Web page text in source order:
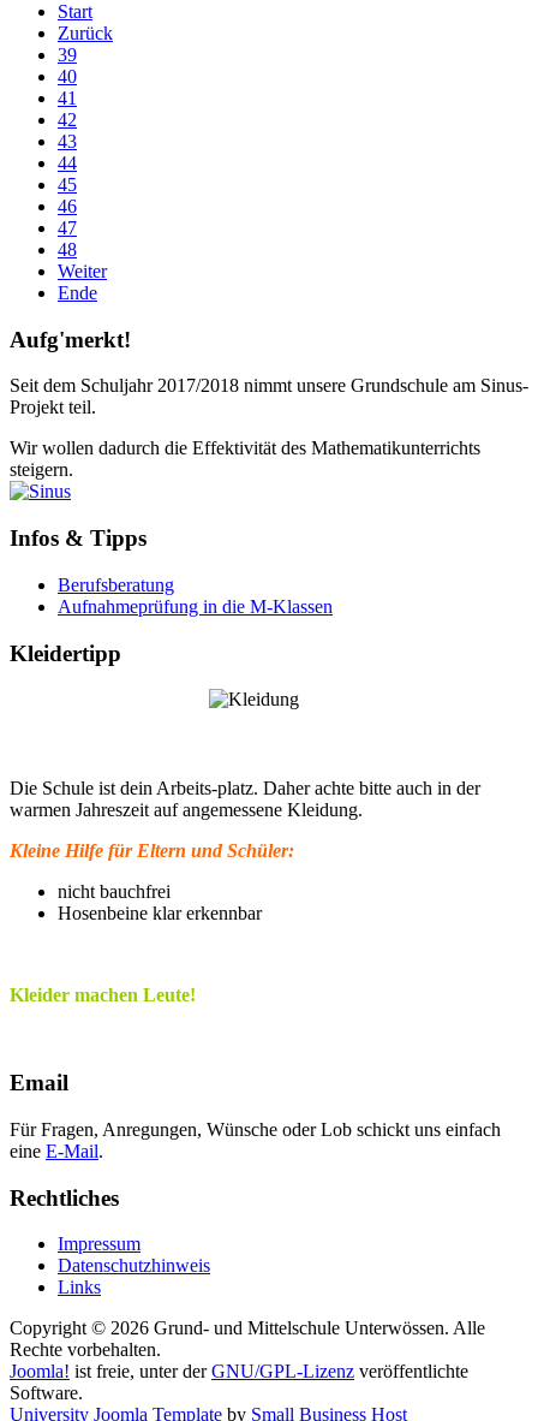
Start
Zurück
39
40
41
42
43
44
45
46
47
48
Weiter
Ende
Aufg'merkt!
Seit dem Schuljahr 2017/2018 nimmt unsere Grundschule am Sinus-
Projekt teil.
Wir wollen dadurch die Effektivität des Mathematikunterrichts
steigern.
Infos & Tipps
Berufsberatung
Aufnahmeprüfung in die M-Klassen
Kleidertipp
Die Schule ist dein Arbeits-platz. Daher achte bitte auch in der
warmen Jahreszeit auf angemessene Kleidung.
Kleine Hilfe für Eltern und Schüler:
nicht bauchfrei
Hosenbeine klar erkennbar
Kleider machen Leute!
Email
Für Fragen, Anregungen, Wünsche oder Lob schickt uns einfach
eine E-Mail.
Rechtliches
Impressum
Datenschutzhinweis
Links
Copyright © 2026 Grund- und Mittelschule Unterwössen. Alle
Rechte vorbehalten.
Joomla! ist freie, unter derGNU/GPL-Lizenz veröffentlichte
Software.
University Joomla Template by Small Business Host